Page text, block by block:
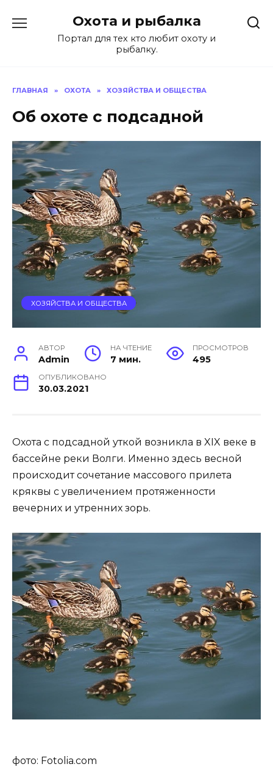
содержанию
Охота и рыбалка
Портал для тех кто любит охоту и
рыбалку.
ГЛАВНАЯ » ОХОТА » ХОЗЯЙСТВА И ОБЩЕСТВА
Об охоте с подсадной
ХОЗЯЙСТВА И ОБЩЕСТВА
АВТОР
Admin
НА ЧТЕНИЕ
7 мин.
ПРОСМОТРОВ
495
ОПУБЛИКОВАНО
30.03.2021
Охота с подсадной уткой возникла в XIX веке в
бассейне реки Волги. Именно здесь весной
происходит сочетание массового прилета
кряквы с увеличением протяженности
вечерних и утренних зорь.
фото: Fotolia.com